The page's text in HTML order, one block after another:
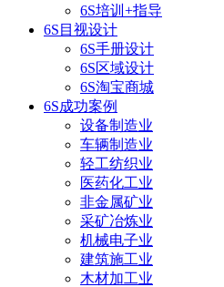
6S培训+指导
6S目视设计
6S手册设计
6S区域设计
6S淘宝商城
6S成功案例
设备制造业
车辆制造业
轻工纺织业
医药化工业
非金属矿业
采矿冶炼业
机械电子业
建筑施工业
木材加工业